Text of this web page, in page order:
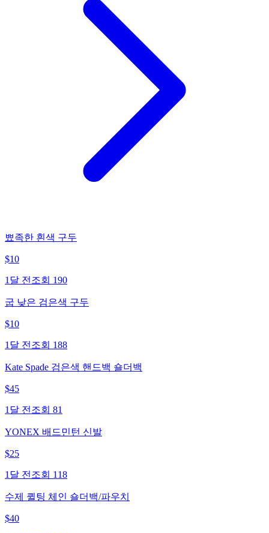
뾰족한 흰색 구두
$10
1달 전 조회 190
굽 낮은 검은색 구두
$10
1달 전 조회 188
Kate Spade 검은색 핸드백 숄더백
$45
1달 전 조회 81
YONEX 배드민턴 신발
$25
1달 전 조회 118
수제 퀼팅 체인 숄더백/파우치
$40